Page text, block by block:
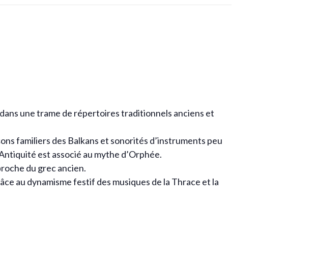
une trame de répertoires traditionnels anciens et
familiers des Balkans et sonorités d’instruments peu
est associé au mythe d’Orphée.
du grec ancien.
au dynamisme festif des musiques de la Thrace et la